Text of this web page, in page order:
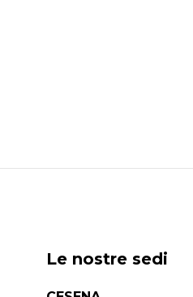
Le nostre sedi